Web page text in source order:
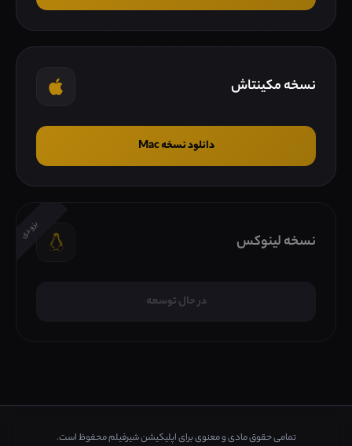
نسخه مکینتاش
دانلود نسخه Mac
بزودی
نسخه لینوکس
در حال توسعه
تمامی حقوق مادی و معنوی برای اپلیکیشن شیرفیلم محفوظ است.